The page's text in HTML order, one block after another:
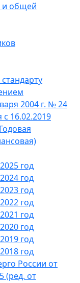
и общей
2004 г. № 24
16.02.2019
год
год
год
год
год
год
год
год
России от
(ред. от